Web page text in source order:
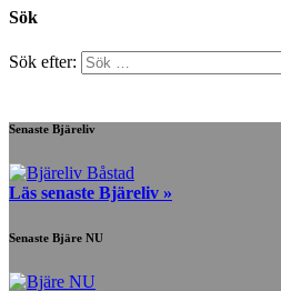
Sök
Sök efter:
Senaste Bjäreliv
Läs senaste Bjäreliv »
Senaste Bjäre NU